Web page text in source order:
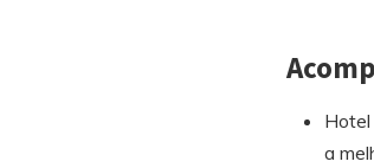
Hotel
a